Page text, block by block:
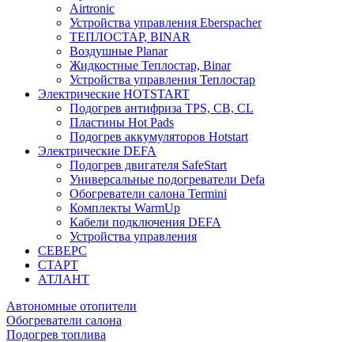
Airtronic
Устройства управления Eberspacher
ТЕПЛОСТАР, BINAR
Воздушные Planar
Жидкостные Теплостар, Binar
Устройства управления Теплостар
Электрические HOTSTART
Подогрев антифриза TPS, CB, CL
Пластины Hot Pads
Подогрев аккумуляторов Hotstart
Электрические DEFA
Подогрев двигателя SafeStart
Универсальные подогреватели Defa
Обогреватели салона Termini
Комплекты WarmUp
Кабели подключения DEFA
Устройства управления
СЕВЕРС
СТАРТ
АТЛАНТ
Автономные отопители
Обогреватели салона
Подогрев топлива